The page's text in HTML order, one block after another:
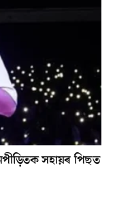
সহায়ৰ পিছত